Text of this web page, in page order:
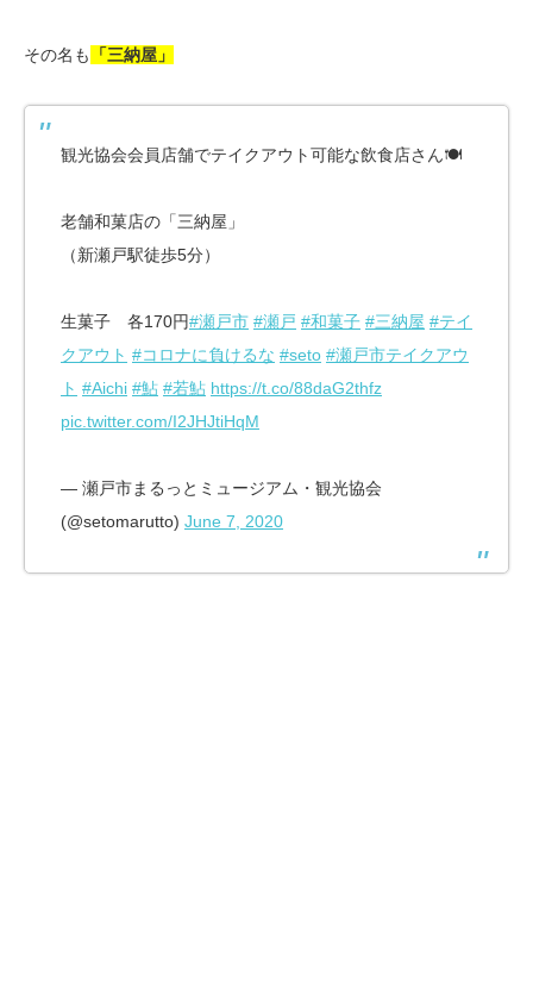
その名も 「三納屋」
観光協会会員店舗でテイクアウト可能な飲食店さん🍽
老舗和菓店の「三納屋」
（新瀬戸駅徒歩5分）
生菓子 各170円#瀬戸市 #瀬戸 #和菓子 #三納屋 #テイ
クアウト #コロナに負けるな #seto #瀬戸市テイクアウ
ト #Aichi #鮎 #若鮎 https://t.co/88daG2thfz
pic.twitter.com/I2JHJtiHqM
— 瀬戸市まるっとミュージアム・観光協会
(@setomarutto) June 7, 2020